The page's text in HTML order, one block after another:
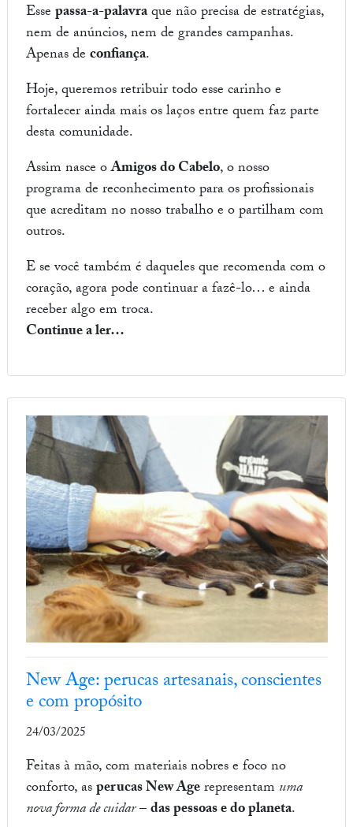
Essepassa-a-palavraque não precisa de estratégias,
nem de anúncios, nem de grandes campanhas.
Apenas deconfiança.
Hoje, queremos retribuir todo esse carinho e
fortalecer ainda mais os laços entre quem faz parte
desta comunidade.
Assim nasce oAmigos do Cabelo, o nosso
programa de reconhecimento para os profissionais
que acreditam no nosso trabalho e o partilham com
outros.
E se você também é daqueles que recomenda com o
coração, agora pode continuar a fazê-lo… e ainda
receber algo em troca.
Continue a ler…
New Age: perucas artesanais, conscientes
e com propósito
24/03/2025
Feitas à mão, com materiais nobres e foco no
conforto, asperucas New Agerepresentam uma
nova forma de cuidar–das pessoas e do planeta.